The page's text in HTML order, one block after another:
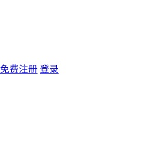
免费注册 登录